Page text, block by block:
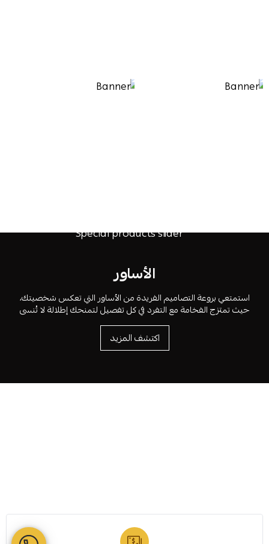
الأساور
استمتعي بروعة التصاميم الفريدة من الأساور التي تعكس شخصيتك،
حيث تمتزج الفخامة مع التفرد في كل تفصيل لتمنحك إطلالة لا تُنسى
اكتشف المزيد